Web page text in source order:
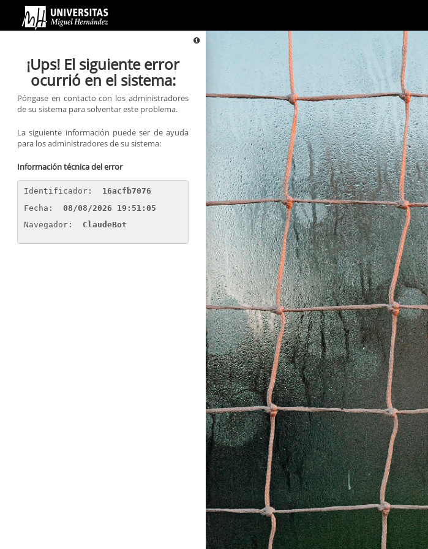
¡Ups! El siguiente error
ocurrió en el sistema:
Póngase en contacto con los administradores
de su sistema para solventar este problema.
La siguiente información puede ser de ayuda
para los administradores de su sistema:
Información técnica del error
Identificador:
16acfb7076
Fecha:
08/08/2026 19:51:05
Navegador:
ClaudeBot